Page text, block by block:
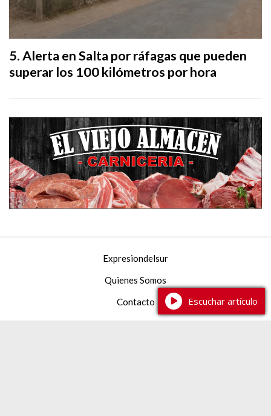
Alerta en Salta por ráfagas que pueden
superar los 100 kilómetros por hora
Expresiondelsur
Quienes Somos
Contacto
Escuchar artículo